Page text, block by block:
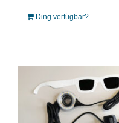
Ding verfügbar?